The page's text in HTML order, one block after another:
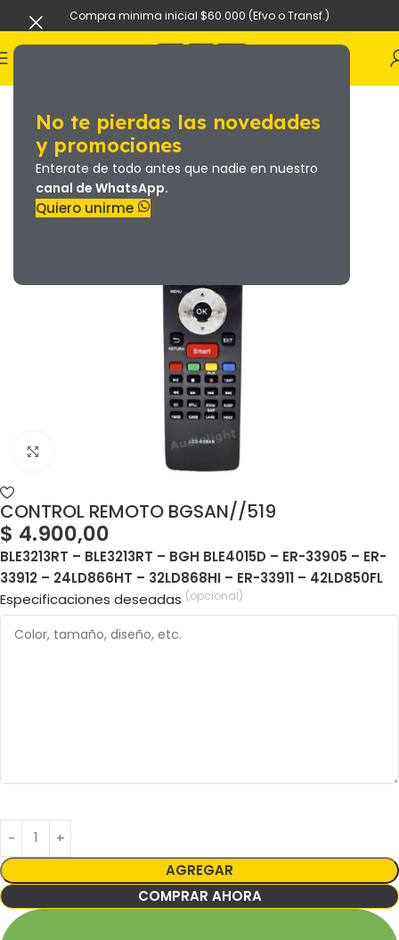
No te pierdas las novedades
y promociones
Enterate de todo antes que nadie en nuestro
canal de WhatsApp.
Quiero unirme
Compra minima inicial $60.000 (Efvo o Transf.)
CONTROL REMOTO BGSAN//519
$ 4.900,00
BLE3213RT – BLE3213RT – BGH BLE4015D – ER-33905 – ER-
33912 – 24LD866HT – 32LD868HI – ER-33911 – 42LD850FL
Especificaciones deseadas (opcional)
AGREGAR
COMPRAR AHORA